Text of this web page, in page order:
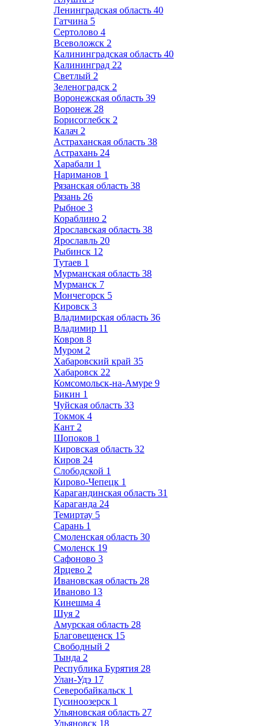
Ленинградская область 40
Гатчина 5
Сертолово 4
Всеволожск 2
Калининградская область 40
Калининград 22
Светлый 2
Зеленоградск 2
Воронежская область 39
Воронеж 28
Борисоглебск 2
Калач 2
Астраханская область 38
Астрахань 24
Харабали 1
Нариманов 1
Рязанская область 38
Рязань 26
Рыбное 3
Кораблино 2
Ярославская область 38
Ярославль 20
Рыбинск 12
Тутаев 1
Мурманская область 38
Мурманск 7
Мончегорск 5
Кировск 3
Владимирская область 36
Владимир 11
Ковров 8
Муром 2
Хабаровский край 35
Хабаровск 22
Комсомольск-на-Амуре 9
Бикин 1
Чуйская область 33
Токмок 4
Кант 2
Шопоков 1
Кировская область 32
Киров 24
Слободской 1
Кирово-Чепецк 1
Карагандинская область 31
Караганда 24
Темиртау 5
Сарань 1
Смоленская область 30
Смоленск 19
Сафоново 3
Ярцево 2
Ивановская область 28
Иваново 13
Кинешма 4
Шуя 2
Амурская область 28
Благовещенск 15
Свободный 2
Тында 2
Республика Бурятия 28
Улан-Удэ 17
Северобайкальск 1
Гусиноозерск 1
Ульяновская область 27
Ульяновск 18